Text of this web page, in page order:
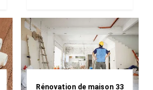
Rénovation de maison 33